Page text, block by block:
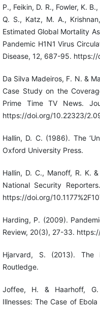
P., Feikin, D. R., Fowler, K.
Q. S., Katz, M. A.,
Estimated Global Mortality
Pandemic H1N1 Virus
Disease, 12, 687-95.
Da Silva Madeiros, F. N. &
Case Study on the
Prime Time TV News.
https://doi.org/10.22323/
Hallin, D. C. (1986). The
Oxford University Press.
Hallin, D. C., Manoff, R. K.
National Security
https://doi.org/
Harding, P. (2009).
Review, 20(3), 27-33.
Hjarvard, S. (2013). The
Routledge.
Joffee, H. & Haarhoff, G.
Illnesses: The Case of